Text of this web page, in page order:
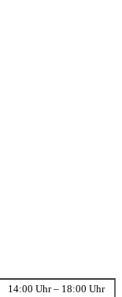
14:00 Uhr – 18:00 Uhr